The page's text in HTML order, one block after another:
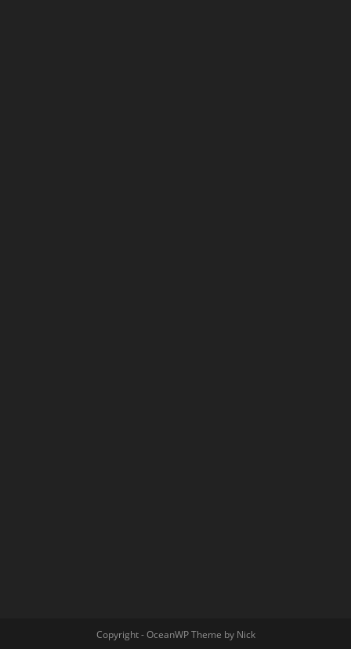
Copyright - OceanWP Theme by Nick